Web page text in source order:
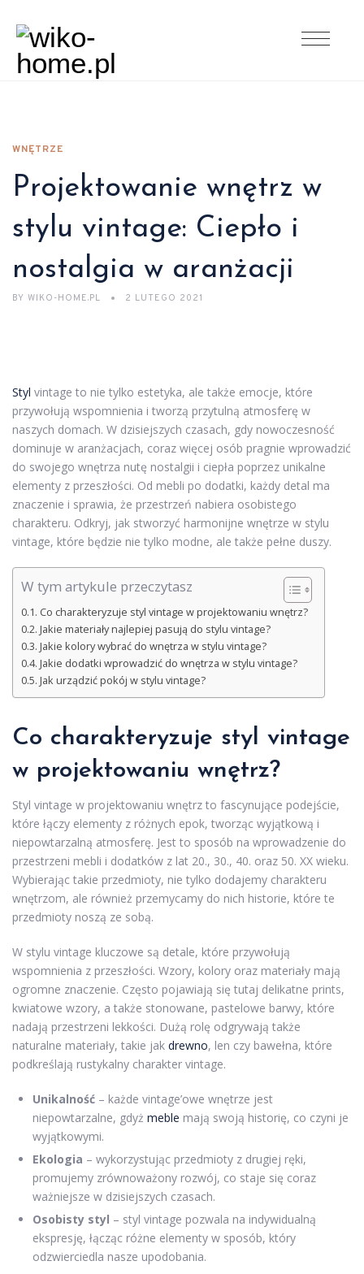
WNĘTRZE
Projektowanie wnętrz w
stylu vintage: Ciepło i
nostalgia w aranżacji
BY WIKO-HOME.PL 2 LUTEGO 2021
Styl vintage to nie tylko estetyka, ale także emocje, które
przywołują wspomnienia i tworzą przytulną atmosferę w
naszych domach. W dzisiejszych czasach, gdy nowoczesność
dominuje w aranżacjach, coraz więcej osób pragnie wprowadzić
do swojego wnętrza nutę nostalgii i ciepła poprzez unikalne
elementy z przeszłości. Od mebli po dodatki, każdy detal ma
znaczenie i sprawia, że przestrzeń nabiera osobistego
charakteru. Odkryj, jak stworzyć harmonijne wnętrze w stylu
vintage, które będzie nie tylko modne, ale także pełne duszy.
W tym artykule przeczytasz
Co charakteryzuje styl vintage w projektowaniu wnętrz?
Jakie materiały najlepiej pasują do stylu vintage?
Jakie kolory wybrać do wnętrza w stylu vintage?
Jakie dodatki wprowadzić do wnętrza w stylu vintage?
Jak urządzić pokój w stylu vintage?
Co charakteryzuje styl vintage
w projektowaniu wnętrz?
Styl vintage w projektowaniu wnętrz to fascynujące podejście,
które łączy elementy z różnych epok, tworząc wyjątkową i
niepowtarzalną atmosferę. Jest to sposób na wprowadzenie do
przestrzeni mebli i dodatków z lat 20., 30., 40. oraz 50. XX wieku.
Wybierając takie przedmioty, nie tylko dodajemy charakteru
wnętrzom, ale również przemycamy do nich historie, które te
przedmioty noszą ze sobą.
W stylu vintage kluczowe są detale, które przywołują
wspomnienia z przeszłości. Wzory, kolory oraz materiały mają
ogromne znaczenie. Często pojawiają się tutaj delikatne prints,
kwiatowe wzory, a także stonowane, pastelowe barwy, które
nadają przestrzeni lekkości. Dużą rolę odgrywają także
naturalne materiały, takie jak drewno, len czy bawełna, które
podkreślają rustykalny charakter vintage.
Unikalność – każde vintage’owe wnętrze jest
niepowtarzalne, gdyż meble mają swoją historię, co czyni je
wyjątkowymi.
Ekologia – wykorzystując przedmioty z drugiej ręki,
promujemy zrównoważony rozwój, co staje się coraz
ważniejsze w dzisiejszych czasach.
Osobisty styl – styl vintage pozwala na indywidualną
ekspresję, łącząc różne elementy w sposób, który
odzwierciedla nasze upodobania.